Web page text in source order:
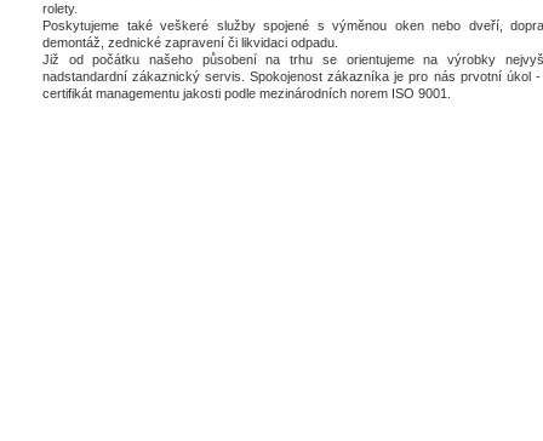
rolety.
Poskytujeme také veškeré služby spojené s výměnou oken nebo dveří,
demontáž, zednické zapravení či likvidaci odpadu.
Již od počátku našeho působení na trhu se orientujeme na výrobky
nadstandardní zákaznický servis. Spokojenost zákazníka je pro nás prvotní úkol
certifikát managementu jakosti podle mezinárodních norem ISO 9001.